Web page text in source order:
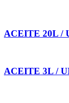
ACEITE 20L /
ACEITE 3L /